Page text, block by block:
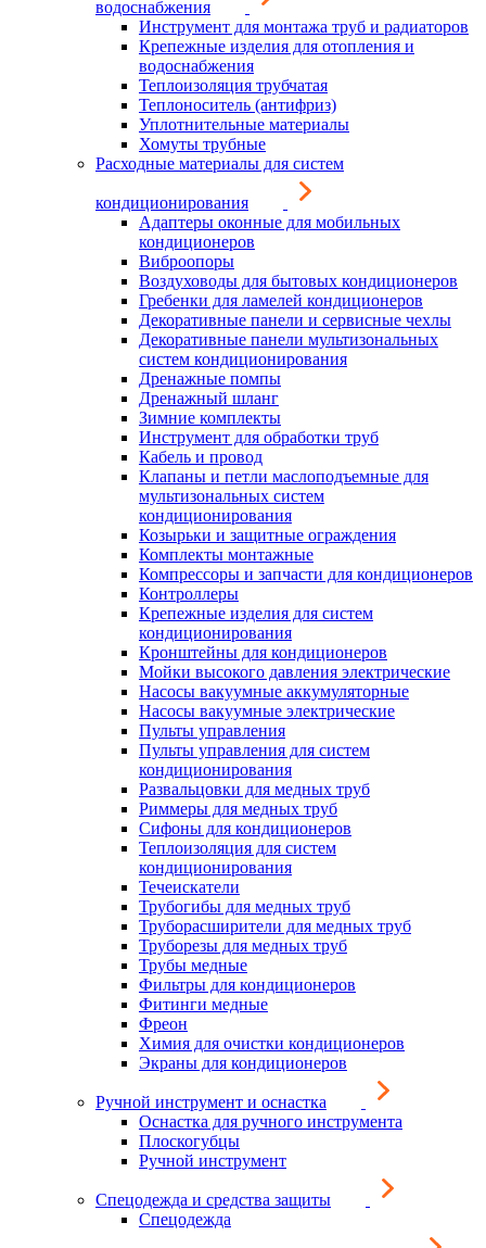
водоснабжения
Инструмент для монтажа труб и радиаторов
Крепежные изделия для отопления и
водоснабжения
Теплоизоляция трубчатая
Теплоноситель (антифриз)
Уплотнительные материалы
Хомуты трубные
Расходные материалы для систем
кондиционирования
Адаптеры оконные для мобильных
кондиционеров
Виброопоры
Воздуховоды для бытовых кондиционеров
Гребенки для ламелей кондиционеров
Декоративные панели и сервисные чехлы
Декоративные панели мультизональных
систем кондиционирования
Дренажные помпы
Дренажный шланг
Зимние комплекты
Инструмент для обработки труб
Кабель и провод
Клапаны и петли маслоподъемные для
мультизональных систем
кондиционирования
Козырьки и защитные ограждения
Комплекты монтажные
Компрессоры и запчасти для кондиционеров
Контроллеры
Крепежные изделия для систем
кондиционирования
Кронштейны для кондиционеров
Мойки высокого давления электрические
Насосы вакуумные аккумуляторные
Насосы вакуумные электрические
Пульты управления
Пульты управления для систем
кондиционирования
Развальцовки для медных труб
Риммеры для медных труб
Сифоны для кондиционеров
Теплоизоляция для систем
кондиционирования
Течеискатели
Трубогибы для медных труб
Труборасширители для медных труб
Труборезы для медных труб
Трубы медные
Фильтры для кондиционеров
Фитинги медные
Фреон
Химия для очистки кондиционеров
Экраны для кондиционеров
Ручной инструмент и оснастка
Оснастка для ручного инструмента
Плоскогубцы
Ручной инструмент
Спецодежда и средства защиты
Спецодежда